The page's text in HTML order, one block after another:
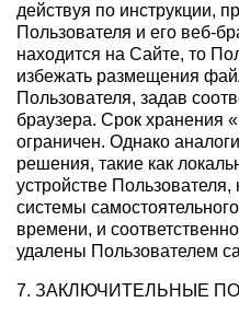
действуя по инструкции,
Пользователя и его веб-
находится на Сайте, то
избежать размещения
Пользователя, задав
браузера. Срок хранения
ограничен. Однако
решения, такие как
устройстве
системы
времени, и
удалены Пользователем
7. ЗАКЛЮЧИТЕЛЬНЫЕ